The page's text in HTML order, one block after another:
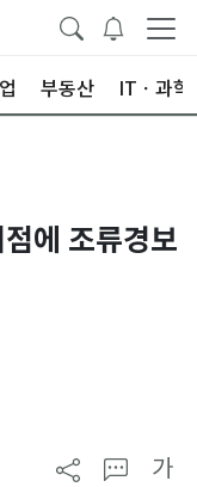
부동산 ITㆍ과학
에 조류경보
가